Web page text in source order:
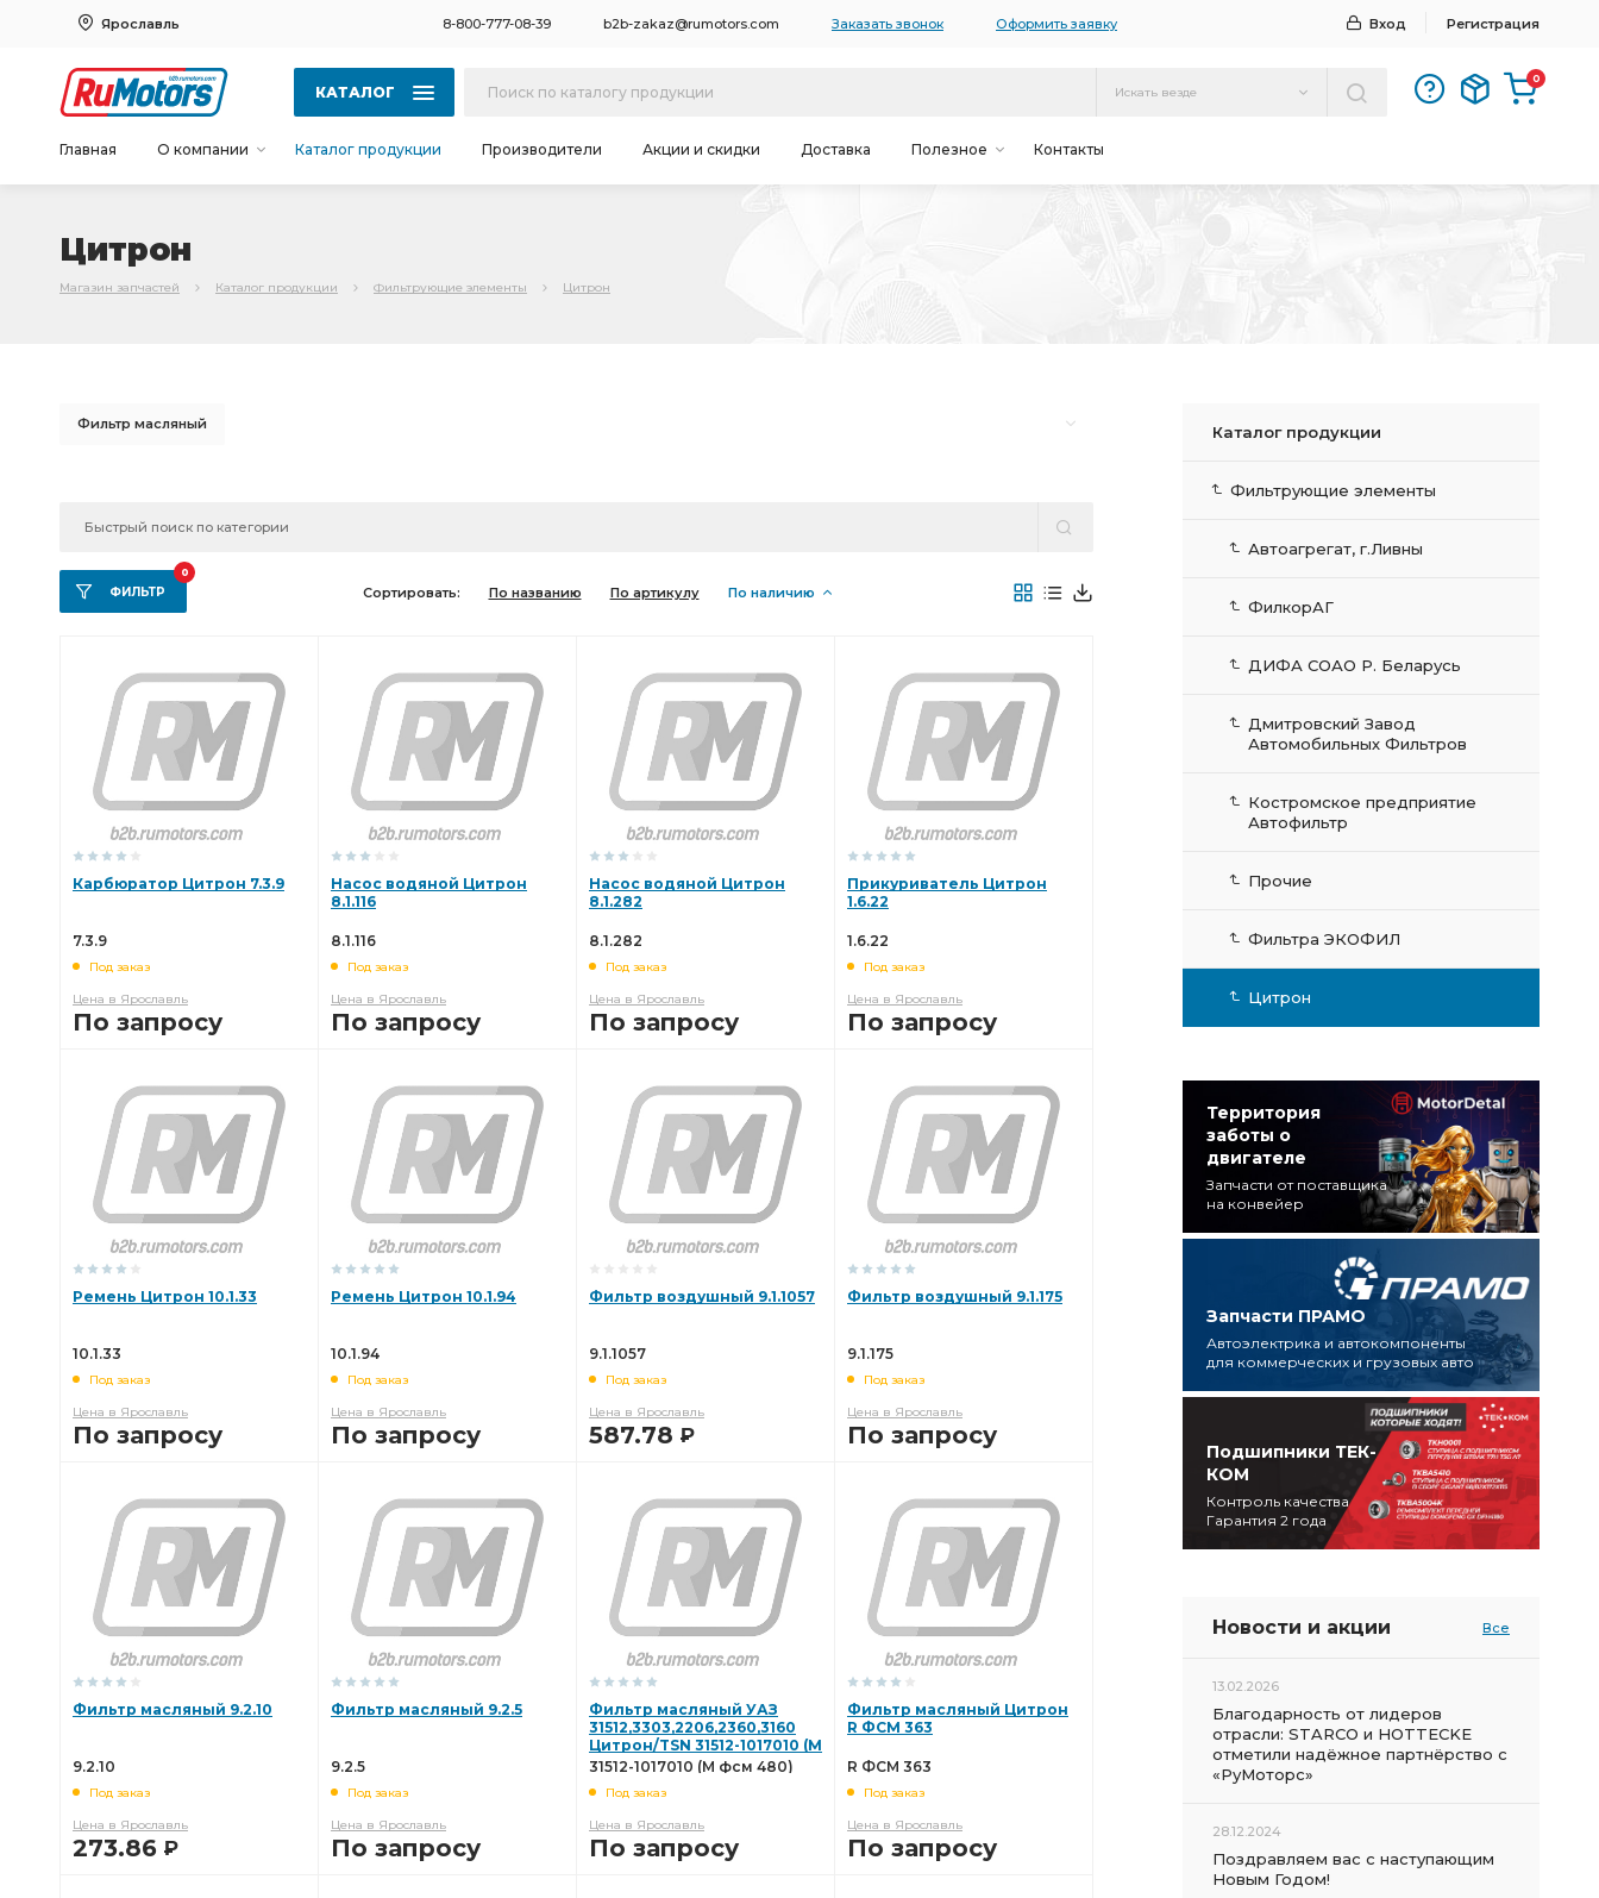
Ярославль 8-800-777-08-39 b2b-zakaz@rumotors.com Заказать звонок Оформить заявку Вход Регистрация
КАТАЛОГ Искать везде
0
Главная О компании Каталог продукции Производители Акции и скидки Доставка Полезное Контакты
Цитрон
Магазин запчастей Каталог продукции Фильтрующие элементы Цитрон
Фильтр масляный
ФИЛЬТР
0
Сортировать: По названию По артикулу По наличию
Карбюратор Цитрон 7.3.9
7.3.9
Под заказ
Цена в Ярославль
По запросу
Насос водяной Цитрон
8.1.116
8.1.116
Под заказ
Цена в Ярославль
По запросу
Насос водяной Цитрон
8.1.282
8.1.282
Под заказ
Цена в Ярославль
По запросу
Прикуриватель Цитрон
1.6.22
1.6.22
Под заказ
Цена в Ярославль
По запросу
Ремень Цитрон 10.1.33
10.1.33
Под заказ
Цена в Ярославль
По запросу
Ремень Цитрон 10.1.94
10.1.94
Под заказ
Цена в Ярославль
По запросу
Фильтр воздушный 9.1.1057
9.1.1057
Под заказ
Цена в Ярославль
587.78 Р
Фильтр воздушный 9.1.175
9.1.175
Под заказ
Цена в Ярославль
По запросу
Фильтр масляный 9.2.10
9.2.10
Под заказ
Цена в Ярославль
273.86 Р
Фильтр масляный 9.2.5
9.2.5
Под заказ
Цена в Ярославль
По запросу
Фильтр масляный УАЗ
31512,3303,2206,2360,3160
Цитрон/TSN 31512-1017010 (М
фсм 480)
31512-1017010 (М фсм 480)
Под заказ
Цена в Ярославль
По запросу
Фильтр масляный Цитрон
R ФСМ 363
R ФСМ 363
Под заказ
Цена в Ярославль
По запросу
Каталог продукции
Фильтрующие элементы
Автоагрегат, г.Ливны
ФилкорАГ
ДИФА СОАО Р. Беларусь
Дмитровский Завод
Автомобильных Фильтров
Костромское предприятие
Автофильтр
Прочие
Фильтра ЭКОФИЛ
Цитрон
Территория
заботы о
двигателе
Запчасти от поставщика
на конвейер
Запчасти ПРАМО
Автоэлектрика и автокомпоненты
для коммерческих и грузовых авто
Подшипники ТЕК-
КОМ
Контроль качества
Гарантия 2 года
Новости и акции Все
13.02.2026
Благодарность от лидеров
отрасли: STARCO и HOTTECKE
отметили надёжное партнёрство с
«РуМоторс»
28.12.2024
Поздравляем вас с наступающим
Новым Годом!